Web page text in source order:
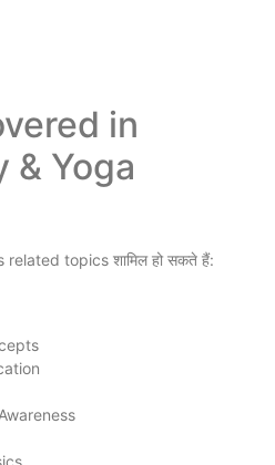
in
& Yoga
related topics शामिल हो सकते हैं: